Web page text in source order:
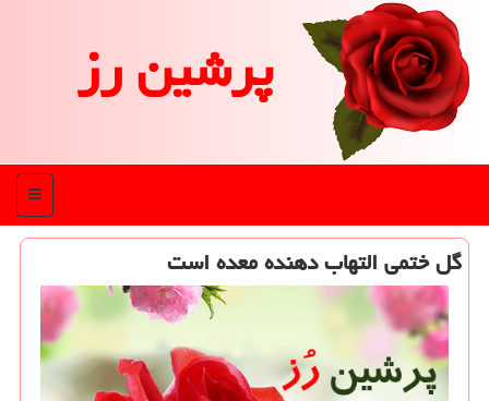
پرشین رز
منو
گل ختمی التهاب دهنده معده است